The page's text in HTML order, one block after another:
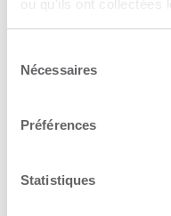
ou qu'ils ont collectées
services.
Nécessaires
Préférences
Statistiques
Financement